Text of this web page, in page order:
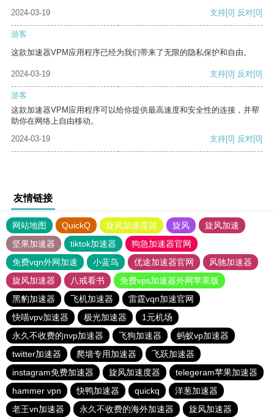
2024-03-19 支持[0] 反对[0]
游客
这款加速器VPM应用程序已经为我们带来了无限的隐私保护和自由。
2024-03-19 支持[0] 反对[0]
游客
这款加速器VPM应用程序可以给你提供最高速度和安全性的连接，并帮
助你在网络上自由移动。
2024-03-19
支持[0] 反对[0]
友情链接
网站地图 QuickQ 旋风加速度器 旋风
旋风加速
坚果加速器
tiktok加速器
狗急加速器官网
免费vqn外网加速
小蓝鸟 优途加速器官网
风驰加速器
旋风加速器
八戒看书
免费vps加速器外网苹果版
黑豹加速器
飞机加速器
雷霆vqn加速官网
快喵vpv加速器
极光加速器
1元机场
永久不收费的nvp加速器
飞狗加速器
蚂蚁vp加速器
twitter加速器
爬墙专用加速器
飞跃加速器
instagram免费加速器
旋风加速度器
telegeram苹果加速器
hammer vpn
快鸭加速器 quickq
洋葱加速器
老王vn加速器
永久不收费的海外加速器 旋风加速器